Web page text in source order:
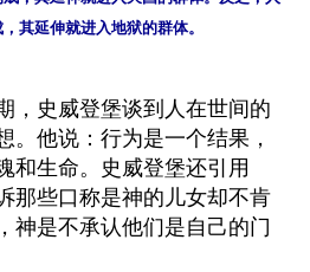
其延伸就进入地狱的群体。
，史威登堡谈到人在世间的
。他说：行为是一个结果，
和生命。史威登堡还引用
那些口称是神的儿女却不肯
神是不承认他们是自己的门